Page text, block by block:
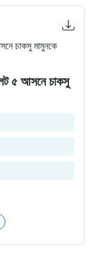
৫ আসনে চাকসু